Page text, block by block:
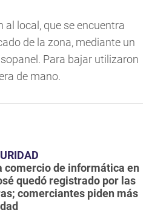
al local, que se encuentra
de la zona, mediante un
Para bajar utilizaron
de mano.
comercio de informática en
quedó registrado por las
comerciantes piden más